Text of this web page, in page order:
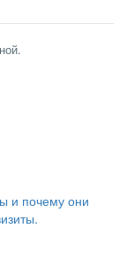
и почему они